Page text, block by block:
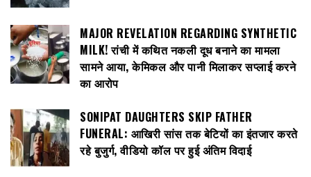
MAJOR REVELATION REGARDING SYNTHETIC
MILK! रांची में कथित नकली दूध बनाने का मामला
सामने आया, केमिकल और पानी मिलाकर सप्लाई करने
का आरोप
SONIPAT DAUGHTERS SKIP FATHER
FUNERAL: आखिरी सांस तक बेटियों का इंतजार करते
रहे बुजुर्ग, वीडियो कॉल पर हुई अंतिम विदाई